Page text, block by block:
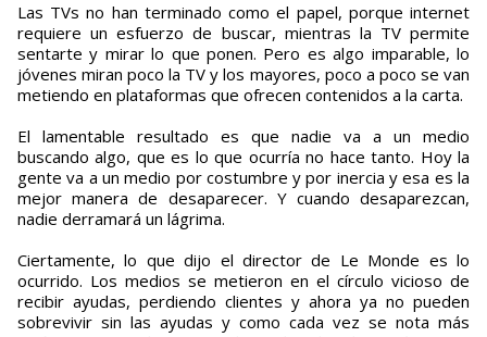
Las TVs no han terminado como el papel, porque internet
requiere un esfuerzo de buscar, mientras la TV permite
sentarte y mirar lo que ponen. Pero es algo imparable, lo
jóvenes miran poco la TV y los mayores, poco a poco se van
metiendo en plataformas que ofrecen contenidos a la carta.
El lamentable resultado es que nadie va a un medio
buscando algo, que es lo que ocurría no hace tanto. Hoy la
gente va a un medio por costumbre y por inercia y esa es la
mejor manera de desaparecer. Y cuando desaparezcan,
nadie derramará un lágrima.
Ciertamente, lo que dijo el director de Le Monde es lo
ocurrido. Los medios se metieron en el círculo vicioso de
recibir ayudas, perdiendo clientes y ahora ya no pueden
sobrevivir sin las ayudas y como cada vez se nota más